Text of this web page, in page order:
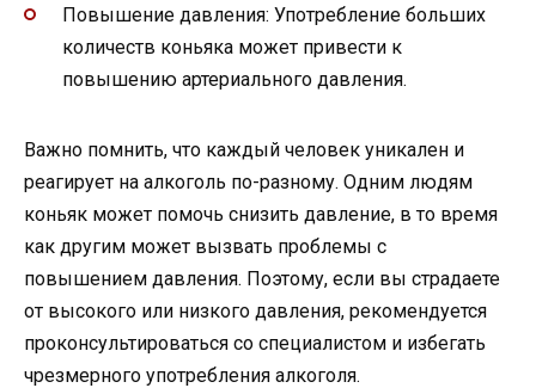
Повышение давления: Употребление больших
количеств коньяка может привести к
повышению артериального давления.
Важно помнить, что каждый человек уникален и
реагирует на алкоголь по-разному. Одним людям
коньяк может помочь снизить давление, в то время
как другим может вызвать проблемы с
повышением давления. Поэтому, если вы страдаете
от высокого или низкого давления, рекомендуется
проконсультироваться со специалистом и избегать
чрезмерного употребления алкоголя.